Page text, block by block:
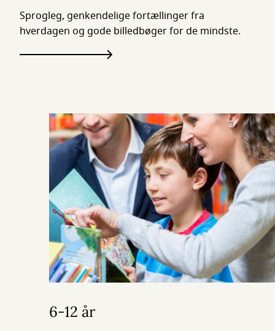
Sprogleg, genkendelige fortællinger fra
hverdagen og gode billedbøger for de mindste.
6-12 år